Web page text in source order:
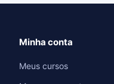
Minha conta
Meus cursos